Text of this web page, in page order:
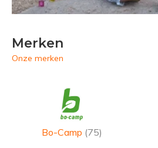
Merken
Onze merken
Bo-Camp (75)